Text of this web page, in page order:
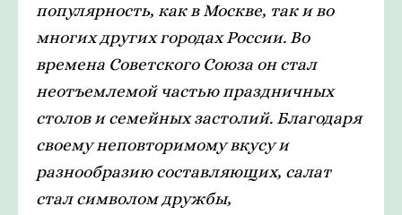
популярность, как в Москве, так и во
многих других городах России. Во
времена Советского Союза он стал
неотъемлемой частью праздничных
столов и семейных застолий. Благодаря
своему неповторимому вкусу и
разнообразию составляющих, салат
стал символом дружбы,